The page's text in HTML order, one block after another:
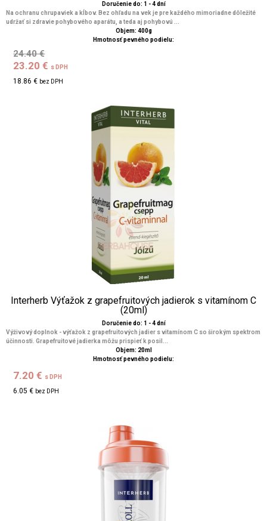
Doručenie do: 1 - 4 dní
Na ochranu chrupaviek a kĺbov. Bez ohľadu na vek je pre každého mimoriadne dôležité
udržať si zdravie pohybového aparátu, a teda aj pohybovú ...
Objem: 400g
Hmotnosť pevného podielu:
24.40 €
23.20 € s DPH
18.86 € bez DPH
Interherb Výťažok z grapefruitových jadierok s vitamínom C
(20ml)
Doručenie do: 1 - 4 dní
Výživový doplnok - výťažok z grapefruitových jadier s vitamínom C so širokým spektrom
účinnosti. Grapefruitové jadierka môžu prispieť k posil...
Objem: 20ml
Hmotnosť pevného podielu:
7.20 € s DPH
6.05 € bez DPH